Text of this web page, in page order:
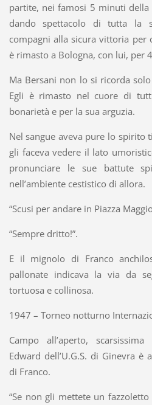
partite, nei famosi 5 minuti
dando spettacolo di tutta la
compagni alla sicura vittoria per
è rimasto a Bologna, con lui, per
Ma Bersani non lo si ricorda
Egli è rimasto nel cuore di
bonarietà e per la sua arguzia.
Nel sangue aveva pure lo spirito
gli faceva vedere il lato
pronunciare le sue battute
nell’ambiente cestistico di allora.
“Scusi per andare in Piazza
“Sempre dritto!”.
E il mignolo di Franco
pallonate indicava la via da
tortuosa e collinosa.
1947 – Torneo notturno
Campo all’aperto,
Edward dell’U.G.S. di Ginevra
di Franco.
“Se non gli mettete un